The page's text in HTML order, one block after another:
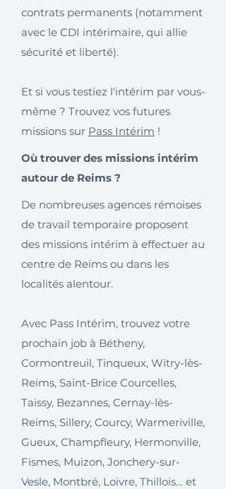
contrats permanents (notamment
avec le CDI intérimaire, qui allie
sécurité et liberté).
Et si vous testiez l'intérim par vous-
même ? Trouvez vos futures
missions sur Pass Intérim !
Où trouver des missions intérim
autour de Reims ?
De nombreuses agences rémoises
de travail temporaire proposent
des missions intérim à effectuer au
centre de Reims ou dans les
localités alentour.
Avec Pass Intérim, trouvez votre
prochain job à Bétheny,
Cormontreuil, Tinqueux, Witry-lès-
Reims, Saint-Brice Courcelles,
Taissy, Bezannes, Cernay-lès-
Reims, Sillery, Courcy, Warmeriville,
Gueux, Champfleury, Hermonville,
Fismes, Muizon, Jonchery-sur-
Vesle, Montbré, Loivre, Thillois… et